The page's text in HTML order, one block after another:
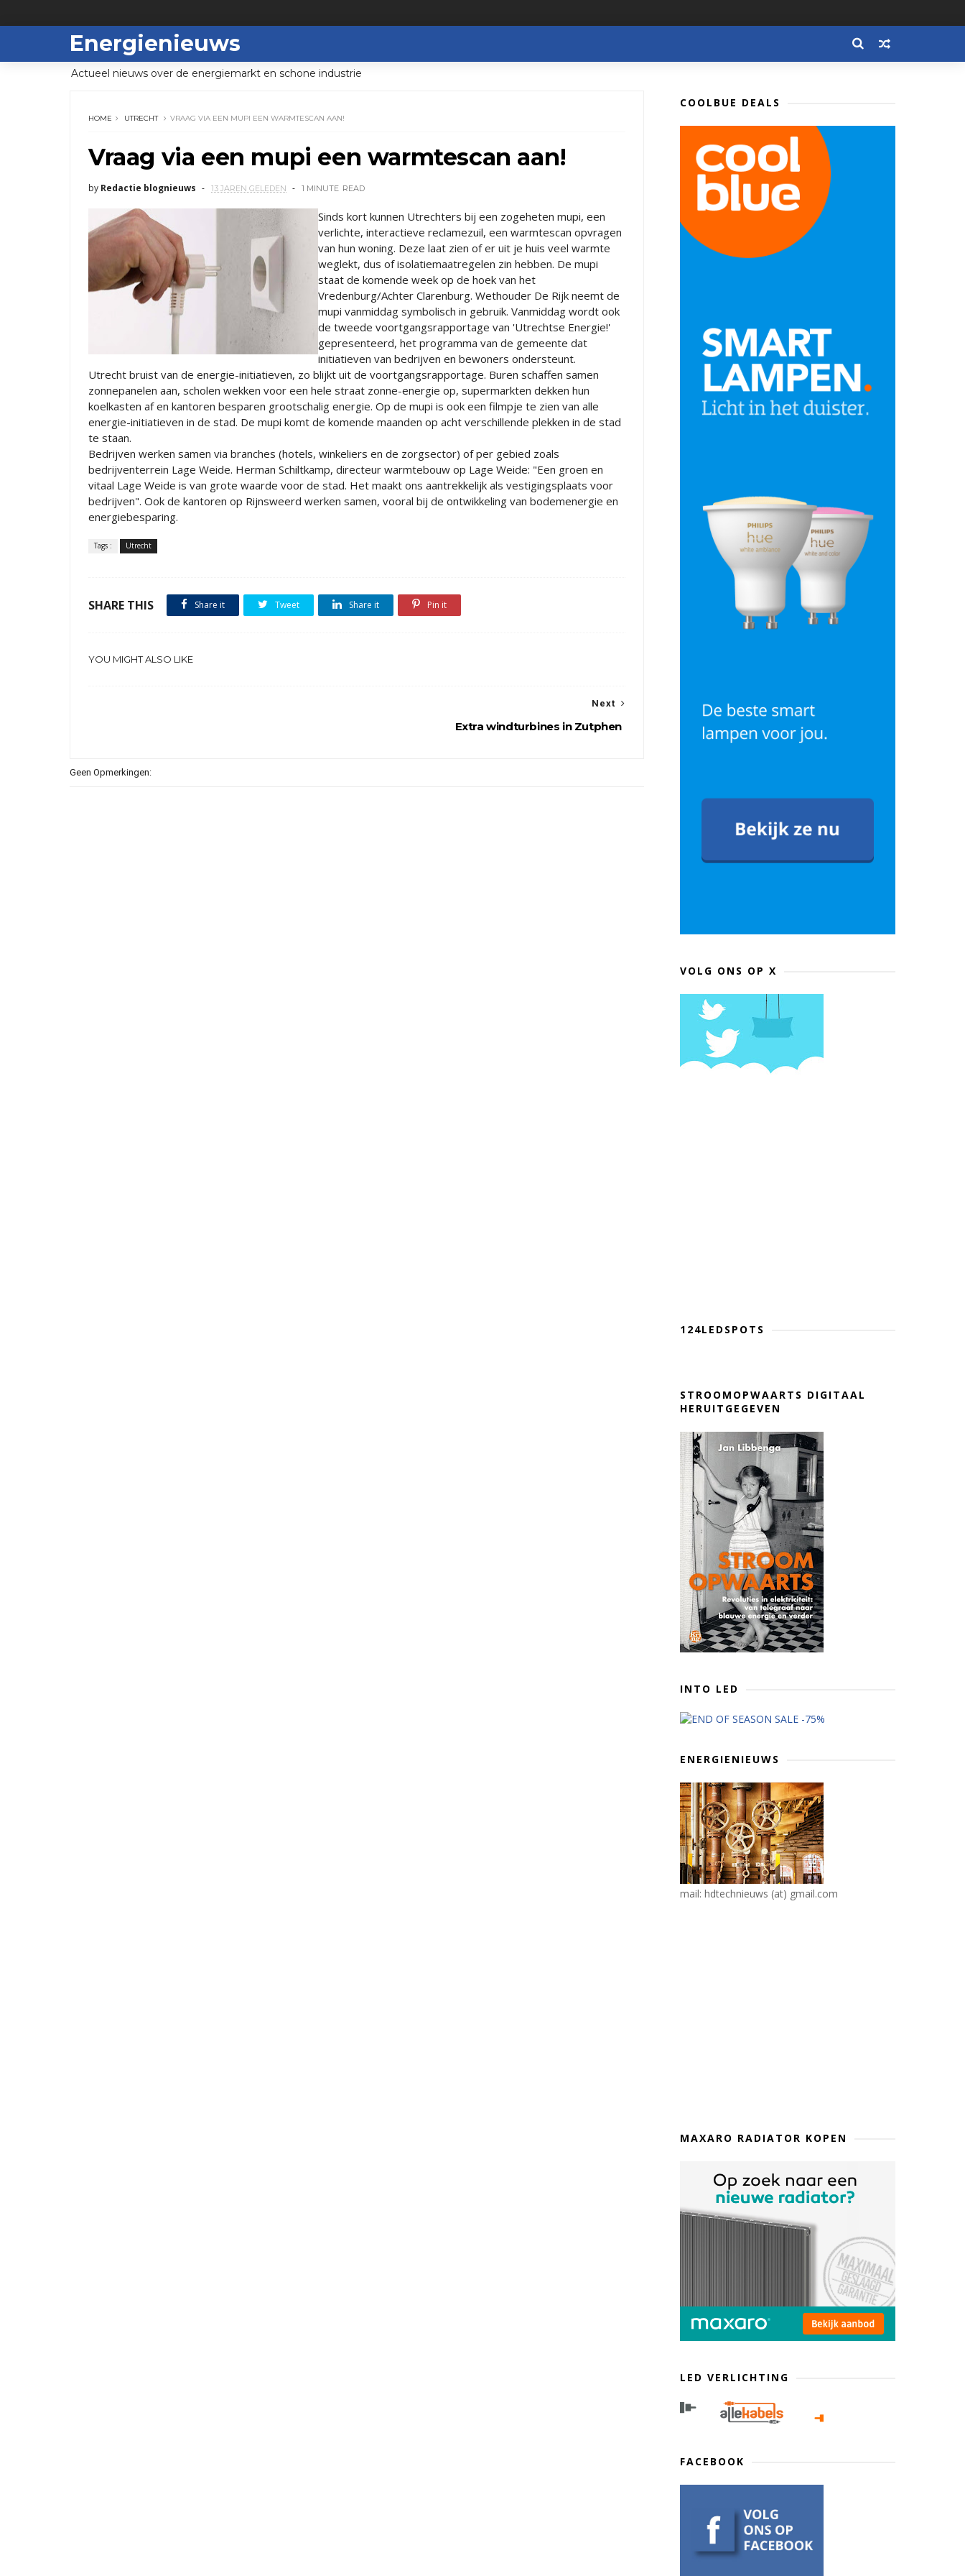
Energienieuws
Actueel nieuws over de energiemarkt en schone industrie
HOME UTRECHT VRAAG VIA EEN MUPI EEN WARMTESCAN AAN!
Vraag via een mupi een warmtescan aan!
by Redactie blognieuws 13 JAREN GELEDEN 1 MINUTE READ
Sinds kort kunnen Utrechters bij een zogeheten mupi, een
verlichte, interactieve reclamezuil, een warmtescan opvragen
van hun woning. Deze laat zien of er uit je huis veel warmte
weglekt, dus of isolatiemaatregelen zin hebben. De mupi
staat de komende week op de hoek van het
Vredenburg/Achter Clarenburg. Wethouder De Rijk neemt de
mupi vanmiddag symbolisch in gebruik. Vanmiddag wordt ook
de tweede voortgangsrapportage van 'Utrechtse Energie!'
gepresenteerd, het programma van de gemeente dat
initiatieven van bedrijven en bewoners ondersteunt.
Utrecht bruist van de energie-initiatieven, zo blijkt uit de voortgangsrapportage. Buren schaffen samen
zonnepanelen aan, scholen wekken voor een hele straat zonne-energie op, supermarkten dekken hun
koelkasten af en kantoren besparen grootschalig energie. Op de mupi is ook een filmpje te zien van alle
energie-initiatieven in de stad. De mupi komt de komende maanden op acht verschillende plekken in de stad
te staan.
Bedrijven werken samen via branches (hotels, winkeliers en de zorgsector) of per gebied zoals
bedrijventerrein Lage Weide. Herman Schiltkamp, directeur warmtebouw op Lage Weide: "Een groen en
vitaal Lage Weide is van grote waarde voor de stad. Het maakt ons aantrekkelijk als vestigingsplaats voor
bedrijven". Ook de kantoren op Rijnsweerd werken samen, vooral bij de ontwikkeling van bodemenergie en
energiebesparing.
Tags : Utrecht
SHARE THIS Share it Tweet Share it Pin it
YOU MIGHT ALSO LIKE
Next
Extra windturbines in Zutphen
Geen Opmerkingen:
COOLBUE DEALS
VOLG ONS OP X
124LEDSPOTS
STROOMOPWAARTS DIGITAAL
HERUITGEGEVEN
INTO LED
ENERGIENIEUWS
mail: hdtechnieuws (at) gmail.com
MAXARO RADIATOR KOPEN
LED VERLICHTING
FACEBOOK